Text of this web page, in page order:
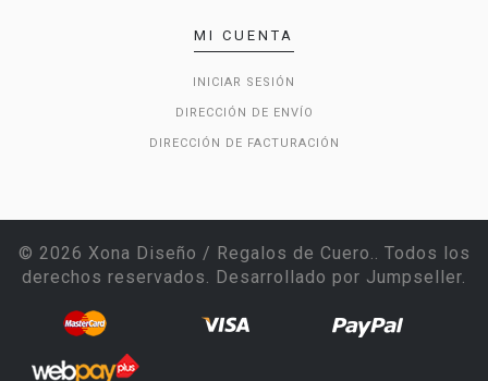
MI CUENTA
INICIAR SESIÓN
DIRECCIÓN DE ENVÍO
DIRECCIÓN DE FACTURACIÓN
© 2026 Xona Diseño / Regalos de Cuero.. Todos los
derechos reservados. Desarrollado por Jumpseller